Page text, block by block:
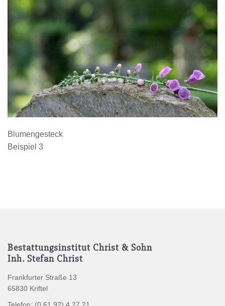
Blumengesteck
Beispiel 3
Bestattungsinstitut Christ & Sohn
Inh. Stefan Christ
Frankfurter Straße 13
65830 Kriftel